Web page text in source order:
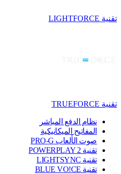
تقنية LIGHTFORCE
تقنية TRUEFORCE
نظام الدفع المباشر
المفاتيح الميكانيكية
صوت الألعاب PRO-G
تقنية ‏POWERPLAY 2
تقنية LIGHTSYNC
تقنية BLUE VO!CE